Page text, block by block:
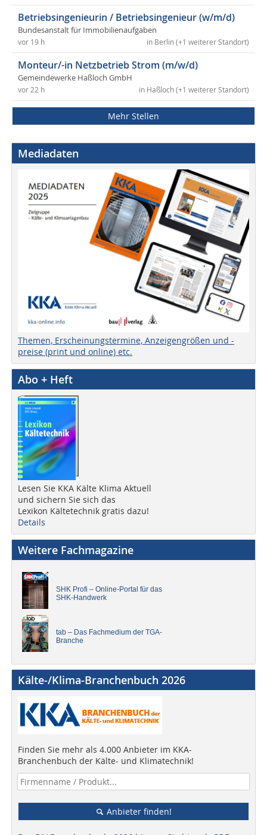
Betriebsingenieurin / Betriebsingenieur (w/m/d)
Bundesanstalt für Immobilienaufgaben
in Berlin (+1 weiterer Standort)
vor 19 h
Monteur/-in Netzbetrieb Strom (m/w/d)
Gemeindewerke Haßloch GmbH
in Haßloch (+1 weiterer Standort)
vor 22 h
Mehr Stellen
Mediadaten
Themen, Erscheinungstermine, Anzeigengrößen und -
preise (print und online) etc.
Abo + Heft
Lesen Sie KKA Kälte Klima Aktuell
und sichern Sie sich das
Lexikon Kältetechnik gratis dazu!
Details
Weitere Fachmagazine
SHK Profi – Online-Portal für das
SHK-Handwerk
tab – Das Fachmedium der TGA-
Branche
Kälte-/Klima-Branchenbuch 2026
Finden Sie mehr als 4.000 Anbieter im KKA-
Branchenbuch der Kälte- und Klimatechnik!
Anbieter finden!